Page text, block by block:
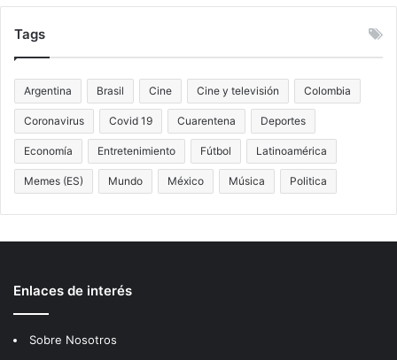
Tags
Argentina Brasil Cine Cine y televisión Colombia
Coronavirus Covid 19 Cuarentena Deportes
Economía Entretenimiento Fútbol Latinoamérica
Memes (ES) Mundo México Música Politica
Enlaces de interés
Sobre Nosotros